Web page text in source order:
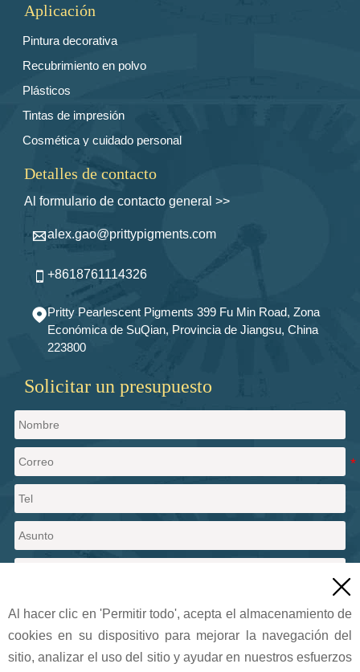
Aplicación
Pintura decorativa
Recubrimiento en polvo
Plásticos
Tintas de impresión
Cosmética y cuidado personal
Detalles de contacto
Al formulario de contacto general >>
alex.gao@prittypigments.com
+8618761114326
Pritty Pearlescent Pigments 399 Fu Min Road, Zona
Económica de SuQian, Provincia de Jiangsu, China
223800
Solicitar un presupuesto
Enviar un mensaje

Al hacer clic en 'Permitir todo', acepta el almacenamiento de
cookies en su dispositivo para mejorar la navegación del
sitio, analizar el uso del sitio y ayudar en nuestros esfuerzos